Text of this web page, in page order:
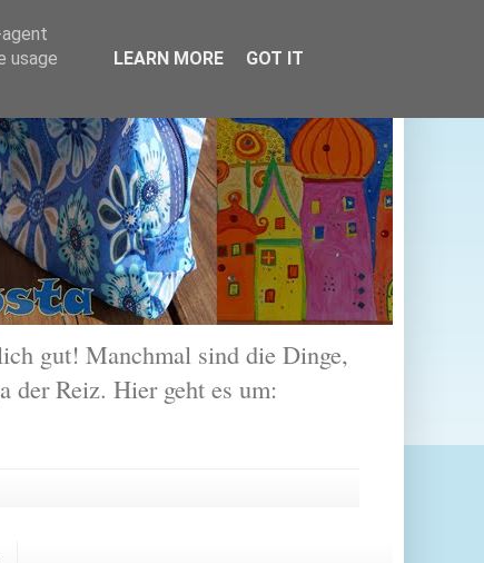
gut! Manchmal sind die Dinge,
der Reiz. Hier geht es um:
usage
LEARN MORE GOT IT